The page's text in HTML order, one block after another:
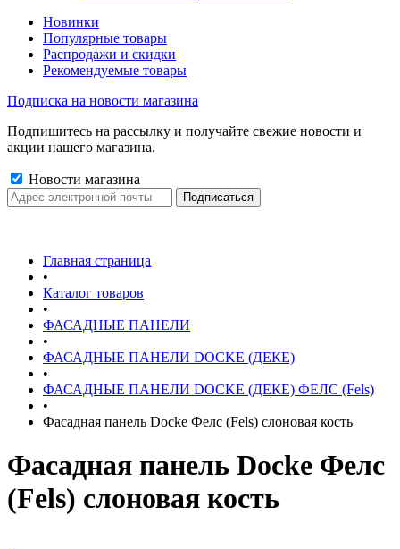
Новинки
Популярные товары
Распродажи и скидки
Рекомендуемые товары
Подписка на новости магазина
Подпишитесь на рассылку и получайте свежие новости и
акции нашего магазина.
Новости магазина
Главная страница
•
Каталог товаров
•
ФАСАДНЫЕ ПАНЕЛИ
•
ФАСАДНЫЕ ПАНЕЛИ DOCKE (ДЕКЕ)
•
ФАСАДНЫЕ ПАНЕЛИ DOCKE (ДЕКЕ) ФЕЛС (Fels)
•
Фасадная панель Docke Фелс (Fels) слоновая кость
Фасадная панель Docke Фелс
(Fels) слоновая кость